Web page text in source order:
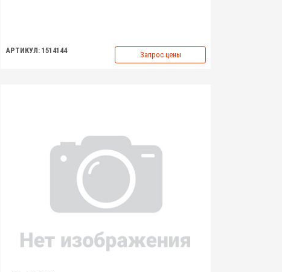
АРТИКУЛ: 1514144 Запрос цены